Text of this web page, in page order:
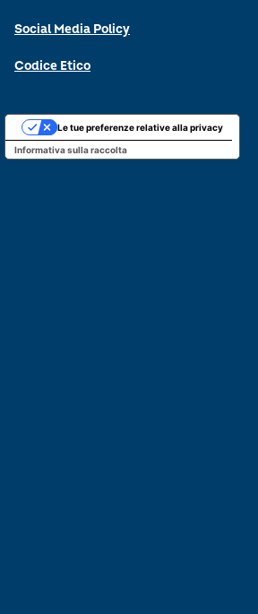
Social Media Policy
Codice Etico
Informativa sulla raccolta
Le tue preferenze relative alla privacy